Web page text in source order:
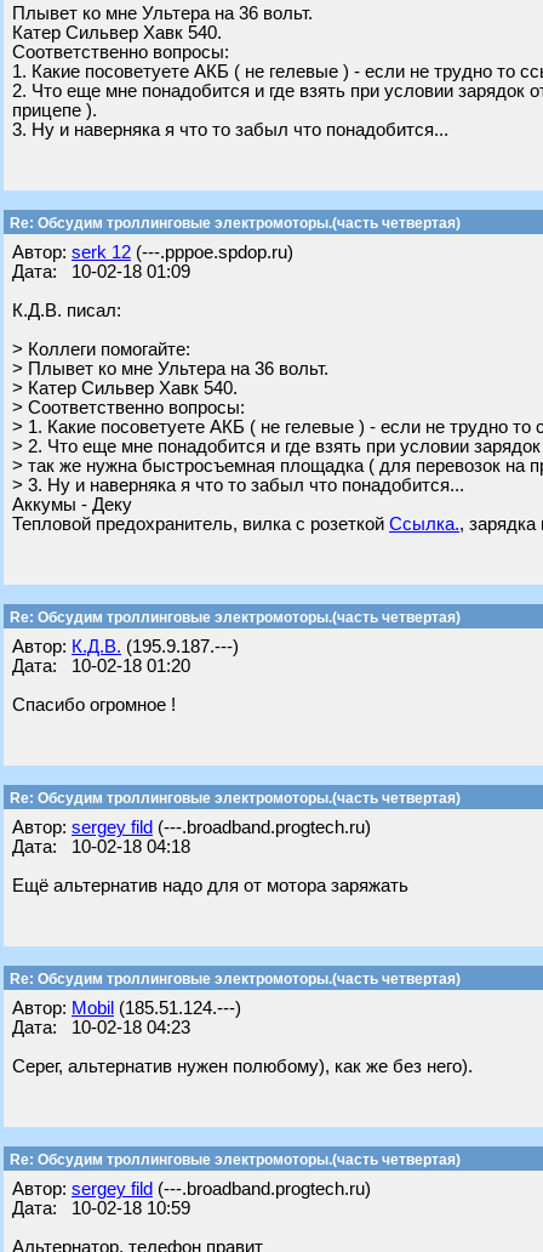
Плывет ко мне Ультера на 36 вольт.
Катер Сильвер Хавк 540.
Соответственно вопросы:
1. Какие посоветуете АКБ ( не гелевые ) - если не трудно то
2. Что еще мне понадобится и где взять при условии
прицепе ).
3. Ну и наверняка я что то забыл что понадобится...
Re: Обсудим троллинговые электромоторы.(часть четвертая)
Автор: serk 12 (---.pppoe.spdop.ru)
Дата: 10-02-18 01:09
К.Д.В. писал:
> Коллеги помогайте:
> Плывет ко мне Ультера на 36 вольт.
> Катер Сильвер Хавк 540.
> Соответственно вопросы:
> 1. Какие посоветуете АКБ ( не гелевые ) - если не трудно то
> 2. Что еще мне понадобится и где взять при условии
> так же нужна быстросъемная площадка ( для перевозок на
> 3. Ну и наверняка я что то забыл что понадобится...
Аккумы - Деку
Тепловой предохранитель, вилка с розеткой Ссылка.,
Re: Обсудим троллинговые электромоторы.(часть четвертая)
Автор: К.Д.В. (195.9.187.---)
Дата: 10-02-18 01:20
Спасибо огромное !
Re: Обсудим троллинговые электромоторы.(часть четвертая)
Автор: sergey fild (---.broadband.progtech.ru)
Дата: 10-02-18 04:18
Ещё альтернатив надо для от мотора заряжать
Re: Обсудим троллинговые электромоторы.(часть четвертая)
Автор: Mobil (185.51.124.---)
Дата: 10-02-18 04:23
Серег, альтернатив нужен полюбому), как же без него).
Re: Обсудим троллинговые электромоторы.(часть четвертая)
Автор: sergey fild (---.broadband.progtech.ru)
Дата: 10-02-18 10:59
Альтернатор, телефон правит